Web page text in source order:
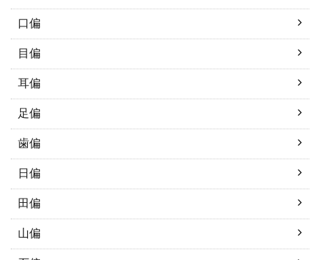
口偏
目偏
耳偏
足偏
歯偏
日偏
田偏
山偏